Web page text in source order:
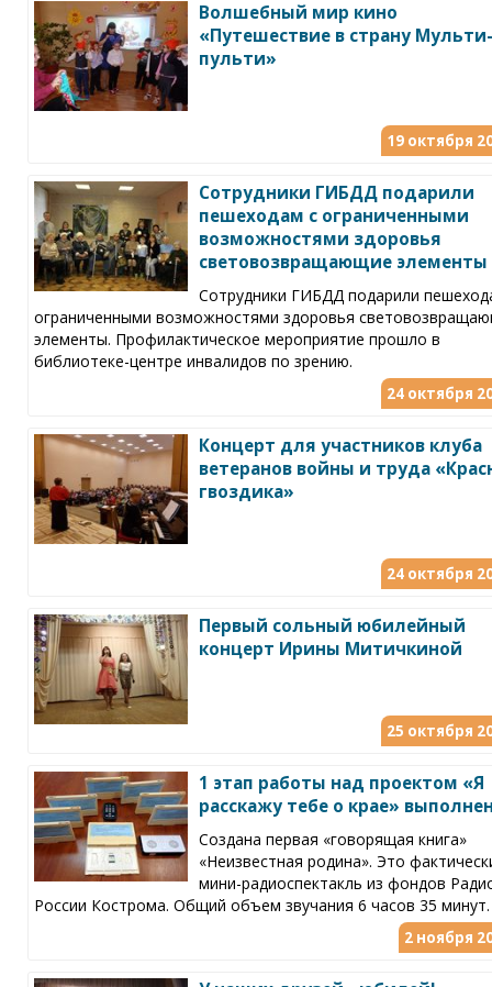
Волшебный мир кино
«Путешествие в страну Мульти-
пульти»
19 октября
Сотрудники ГИБДД подарили
пешеходам с ограниченными
возможностями здоровья
световозвращающие элементы
Сотрудники ГИБДД подарили
ограниченными возможностями здоровья
элементы. Профилактическое мероприятие прошло в
библиотеке-центре инвалидов по зрению.
24 октября
Концерт для участников клуба
ветеранов войны и труда
гвоздика»
24 октября
Первый сольный юбилейный
концерт Ирины Митичкиной
25 октября
1 этап работы над проектом «Я
расскажу тебе о крае»
Создана первая «говорящая книга»
«Неизвестная родина». Это
мини-радиоспектакль из фондов
России Кострома. Общий объем звучания 6 часов 35 минут.
2 ноября